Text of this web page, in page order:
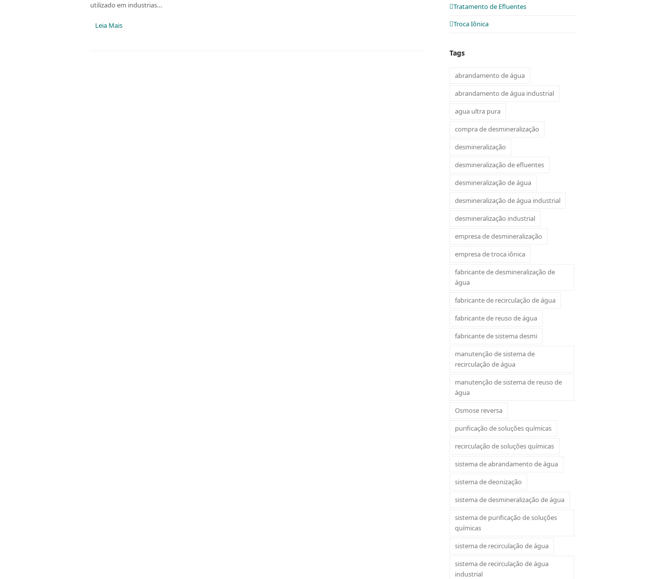
utilizado em industrias…
Leia Mais
Tratamento de Efluentes
Troca Iônica
Tags
abrandamento de água
abrandamento de água industrial
agua ultra pura
compra de desmineralização
desmineralização
desmineralização de efluentes
desmineralização de água
desmineralização de água industrial
desmineralização industrial
empresa de desmineralização
empresa de troca iônica
fabricante de desmineralização de
água
fabricante de recirculação de água
fabricante de reuso de água
fabricante de sistema desmi
manutenção de sistema de
recirculação de água
manutenção de sistema de reuso de
água
Osmose reversa
purificação de soluções químicas
recirculação de soluções químicas
sistema de abrandamento de água
sistema de deonização
sistema de desmineralização de água
sistema de purificação de soluções
químicas
sistema de recirculação de água
sistema de recirculação de água
industrial